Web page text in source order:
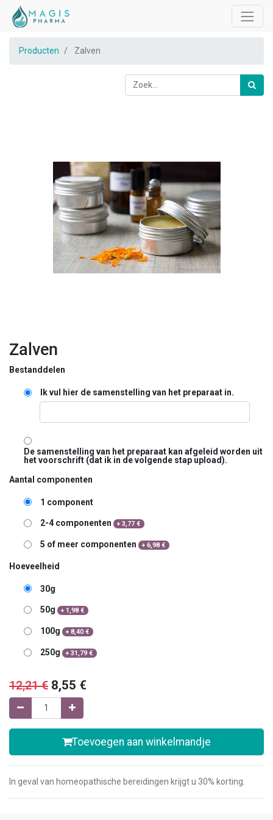
Producten Zalven
Zalven
Bestanddelen
Ik vul hier de samenstelling van het preparaat in.
De samenstelling van het preparaat kan afgeleid worden uit
het voorschrift (dat ik in de volgende stap upload).
Aantal componenten
1 component
2-4 componenten +3,77 €
5 of meer componenten +6,98 €
Hoeveelheid
30g
50g +1,98 €
100g +8,40 €
250g +31,79 €
12,21€ 8,55 €
Toevoegen aan winkelmandje
In geval van homeopathische bereidingen krijgt u 30% korting.